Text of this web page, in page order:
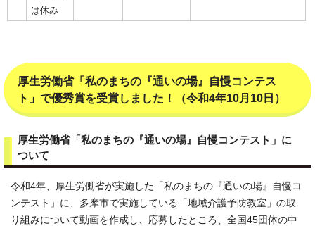
は休み
厚生労働省「私のまちの『通いの場』自慢コンテス
ト」で優秀賞を受賞しました！（令和4年10月10日）
厚生労働省「私のまちの『通いの場』自慢コンテスト」に
ついて
令和4年、厚生労働省が実施した「私のまちの『通いの場』自慢コ
ンテスト」に、多摩市で実施している「地域介護予防教室」の取
り組みについて動画を作成し、応募したところ、全国45団体の中